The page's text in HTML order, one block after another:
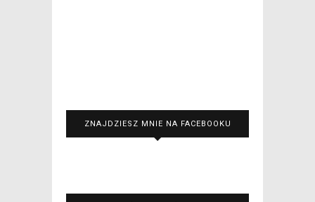
ZNAJDZIESZ MNIE NA FACEBOOKU